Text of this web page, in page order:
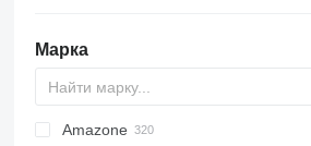
Марка
AS
Multivator
Cultiplow
Jaguar
AT30
8
KM180
FV
Amazone